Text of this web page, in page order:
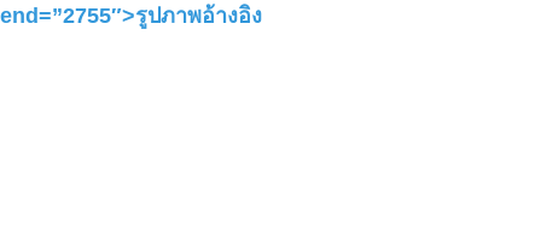
end=”2755″>รูปภาพอ้างอิง
สารละลายคาร์บอนอินทรีย์สำหรับพื้นที่